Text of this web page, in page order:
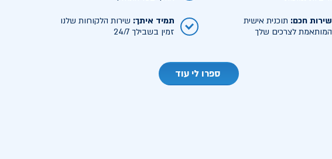
שירות חכם: תוכנית אישית
המותאמת לצרכים שלך
תמיד איתך: שירות הלקוחות שלנו
זמין בשבילך 24/7
ספרו לי עוד